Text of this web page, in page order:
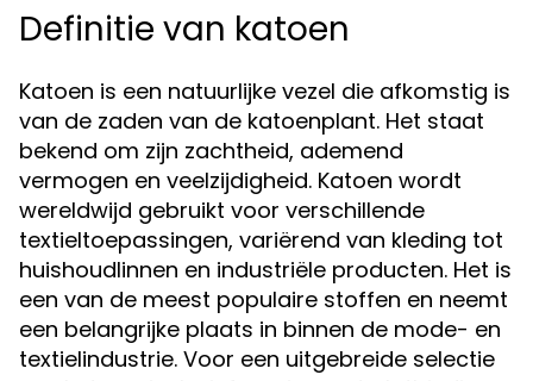
Definitie van katoen
Katoen is een natuurlijke vezel die afkomstig is
van de zaden van de katoenplant. Het staat
bekend om zijn zachtheid, ademend
vermogen en veelzijdigheid. Katoen wordt
wereldwijd gebruikt voor verschillende
textieltoepassingen, variërend van kleding tot
huishoudlinnen en industriële producten. Het is
een van de meest populaire stoffen en neemt
een belangrijke plaats in binnen de mode- en
textielindustrie. Voor een uitgebreide selectie